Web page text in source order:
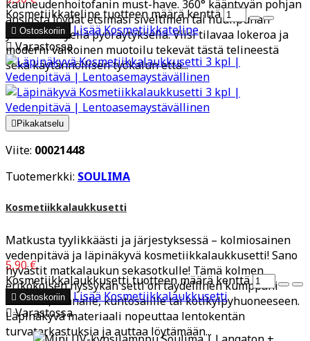
kauneudenhoitofanin must-have. 360° kääntyvän pohjan
ansiosta löydät etsimäsi siveltimen tai huulipunan
yhdellä kevyellä pyöräytyksellä. Viisi tilavaa lokeroa ja
moderni valkoinen muotoilu tekevät tästä telineestä
sekä käytännöllisen työkalun että...
Kosmetiikkateline tuotteen määrä kenttä
 Ostoskoriin LisääKosmetiikkateline
Varastossa
 Pikakatselu
Viite: 00021448
Tuotemerkki: SOULIMA
Kosmetiikkalaukkusetti
Matkusta tyylikkäästi ja järjestyksessä – kolmiosainen
vedenpitävä ja läpinäkyvä kosmetiikkalaukkusetti! Sano
hyvästit matkalaukun sekasotkulle! Tämä kolmen
erikokoisen nyssykän setti on täydellinen kumppani
lennolle, rannalle, kuntosalille tai kotikylpyhuoneeseen.
Läpinäkyvä materiaali nopeuttaa lentokentän
turvatarkastuksia ja auttaa löytämään...
5,90 €
Kosmetiikkalaukkusetti tuotteen määrä kenttä
 Ostoskoriin Lisää Kosmetiikkalaukkusetti
Varastossa